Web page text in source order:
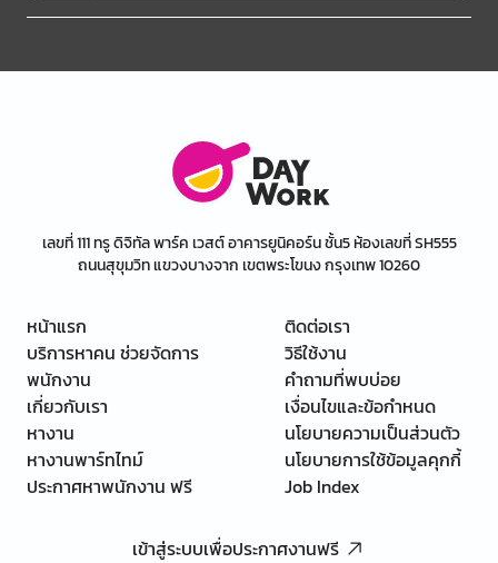
เลขที่ 111 ทรู ดิจิทัล พาร์ค เวสต์ อาคารยูนิคอร์น ชั้น5 ห้องเลขที่ SH555
ถนนสุขุมวิท แขวงบางจาก เขตพระโขนง กรุงเทพ 10260
หน้าแรก
บริการหาคน ช่วยจัดการ
พนักงาน
เกี่ยวกับเรา
หางาน
หางานพาร์ทไทม์
ประกาศหาพนักงาน ฟรี
ติดต่อเรา
วิธีใช้งาน
คำถามที่พบบ่อย
เงื่อนไขและข้อกำหนด
นโยบายความเป็นส่วนตัว
นโยบายการใช้ข้อมูลคุกกี้
Job Index
เข้าสู่ระบบเพื่อประกาศงานฟรี